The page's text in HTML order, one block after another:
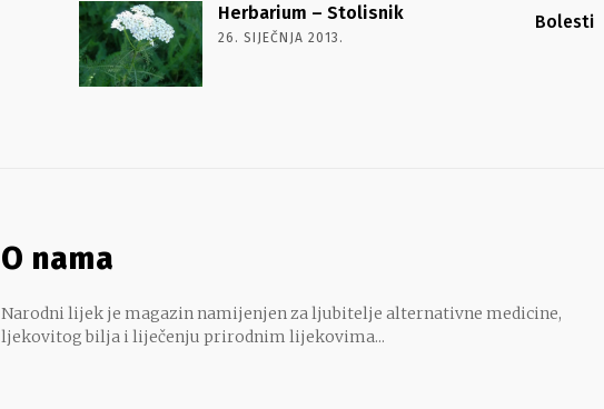
Herbarium – Stolisnik
26. SIJEČNJA 2013.
Bolesti
O nama
Narodni lijek je magazin namijenjen za ljubitelje alternativne medicine,
ljekovitog bilja i liječenju prirodnim lijekovima...